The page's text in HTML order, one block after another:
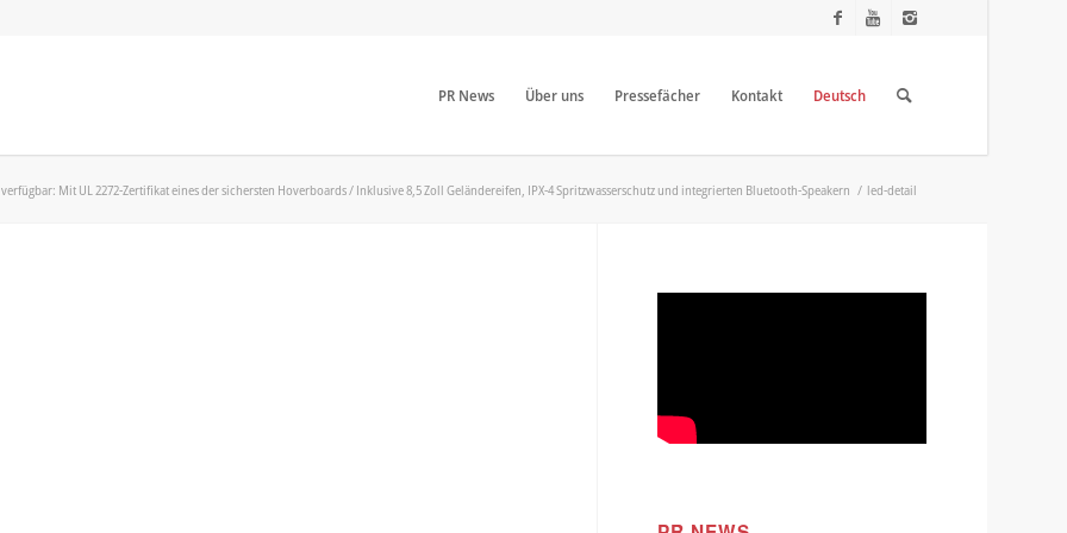
PR News Über uns Pressefächer Kontakt Deutsch
verfügbar: Mit UL 2272-Zertifikat eines der sichersten Hoverboards / Inklusive 8,5 Zoll Geländereifen, IPX-4 Spritzwasserschutz und integrierten Bluetooth-Speakern / led-detail